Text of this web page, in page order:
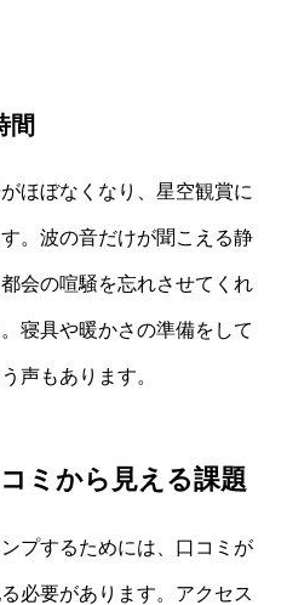
間
ほぼなくなり、星空観賞に
。波の音だけが聞こえる静
会の喧騒を忘れさせてくれ
寝具や暖かさの準備をして
声もあります。
ミから見える課題
プするためには、口コミが
必要があります。アクセス